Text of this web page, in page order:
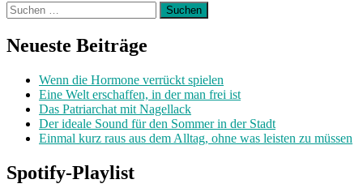
Suchen
nach:
Neueste Beiträge
Wenn die Hormone verrückt spielen
Eine Welt erschaffen, in der man frei ist
Das Patriarchat mit Nagellack
Der ideale Sound für den Sommer in der Stadt
Einmal kurz raus aus dem Alltag, ohne was leisten zu müssen
Spotify-Playlist